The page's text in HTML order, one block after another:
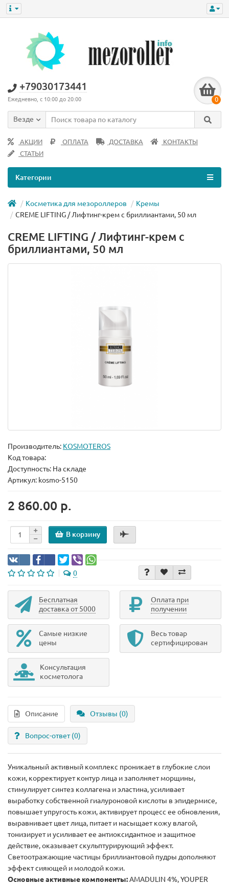
+79030173441
Ежедневно, с 10:00 до 20:00 0
Везде
АКЦИИ ОПЛАТА ДОСТАВКА
КОНТАКТЫ
СТАТЬИ
Категории
Косметика для мезороллеров
Кремы
CREME LIFTING / Лифтинг-крем с бриллиантами, 50 мл
CREME LIFTING / Лифтинг-крем с
бриллиантами, 50 мл
Производитель: KOSMOTEROS
Код товара:
Доступность: На складе
Артикул: kosmo-5150
2 860.00 р.
В корзину
0
Бесплатная
доставка от 5000
Оплата при
получении
Самые низкие
цены
Весь товар
сертифицирован
Консультация
косметолога
Описание Отзывы (0)
Вопрос-ответ(0)
Уникальный активный комплекс проникает в глубокие слои
кожи, корректирует контур лица и заполняет морщины,
стимулирует синтез коллагена и эластина, усиливает
выработку собственной гиалуроновой кислоты в эпидермисе,
повышает упругость кожи, активирует процесс ее обновления,
выравнивает цвет лица, питает и насыщает кожу влагой,
тонизирует и усиливает ее антиоксидантное и защитное
действие, оказывает скульптурирующий эффект.
Светоотражающие частицы бриллиантовой пудры дополняют
эффект сияющей и молодой кожи.
Основные активные компоненты:AMADULIN 4%, YOUPER